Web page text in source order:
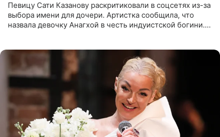
Певицу Сати Казанову раскритиковали в соцсетях из-за
выбора имени для дочери. Артистка сообщила, что
назвала девочку Анагхой в честь индуистской богини.